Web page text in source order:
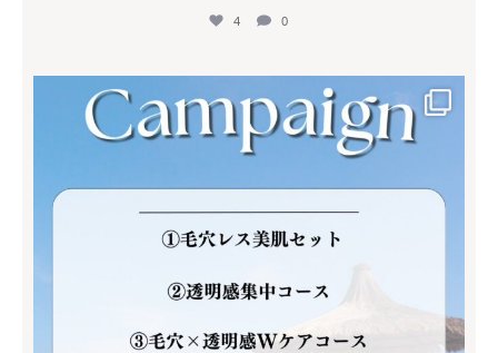
4 0
mycli.ebisu
6月 30